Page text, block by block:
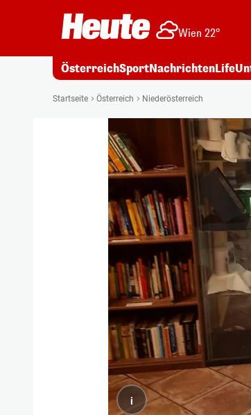
Wien 22°
ÖsterreichSportNachrichtenLife
Startseite Österreich Niederösterreich
i